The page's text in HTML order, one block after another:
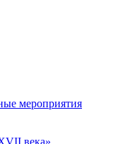
мероприятия
века»